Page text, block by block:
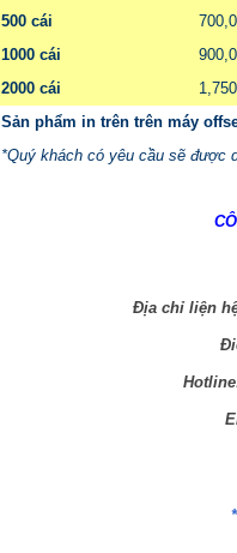
500 cái
1000 cái
2000 cái
Sản phẩm in trên trên máy
*Quý khách có yêu cầu sẽ được
Địa chỉ liện